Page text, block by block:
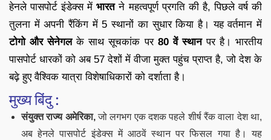
हेनले पासपोर्ट इंडेक्स मेंभारतने महत्वपूर्ण प्रगति की है, पिछले वर्ष की
तुलना में अपनी रैंकिंग में 5 स्थानों का सुधार किया है। यह वर्तमान में
टोगो और सेनेगलके साथ सूचकांक पर80 वें स्थानपर है। भारतीय
पासपोर्ट धारकों को अब 57 देशों में वीजा मुक्त पहुंच प्राप्त है, जो देश के
बढ़े हुए वैश्विक यात्रा विशेषाधिकारों को दर्शाता है।
मुख्य बिंदु :
संयुक्त राज्य अमेरिका,जो लगभग एक दशक पहले शीर्ष रैंक वाला देश था,
अब हेनले पासपोर्ट इंडेक्स में आठवें स्थान पर फिसल गया है। यह